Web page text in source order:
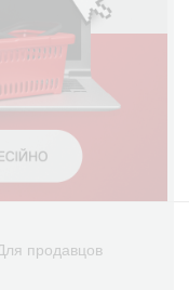
продавцов